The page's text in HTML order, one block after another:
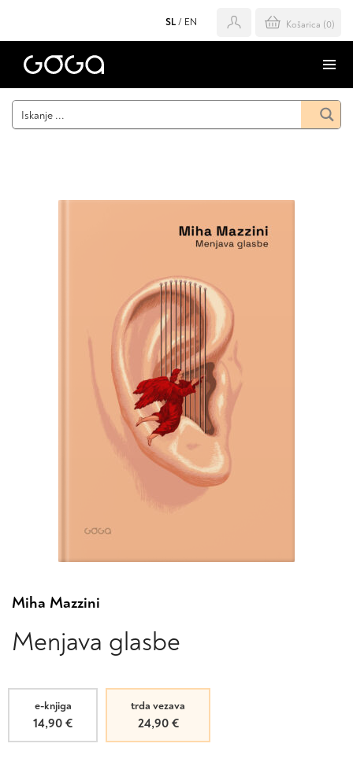
SL / EN Košarica (0)
Miha Mazzini
Menjava glasbe
e-knjiga
14,90 €
trda vezava
24,90 €